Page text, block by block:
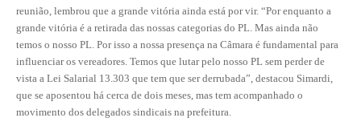
CURSOS
ENGENHEIRO EMPREENDEDOR
SEESP EDUCAÇÃO
reunião, lembrou que a grande vitória ainda está por vir. “Por enquanto a
grande vitória é a retirada das nossas categorias do PL. Mas ainda não
temos o nosso PL. Por isso a nossa presença na Câmara é fundamental para
influenciar os vereadores. Temos que lutar pelo nosso PL sem perder de
vista a Lei Salarial 13.303 que tem que ser derrubada”, destacou Simardi,
que se aposentou há cerca de dois meses, mas tem acompanhado o
movimento dos delegados sindicais na prefeitura.